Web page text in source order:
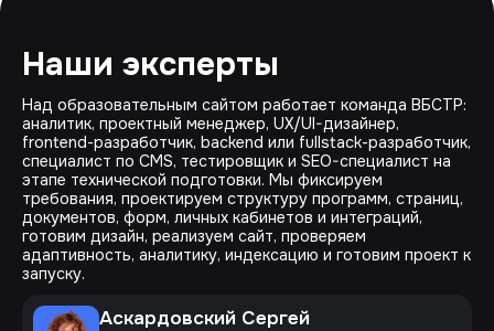
Наши эксперты
Над образовательным сайтом работает команда ВБСТР:
аналитик, проектный менеджер, UX/UI-дизайнер,
frontend-разработчик, backend или fullstack-разработчик,
специалист по CMS, тестировщик и SEO-специалист на
этапе технической подготовки. Мы фиксируем
требования, проектируем структуру программ, страниц,
документов, форм, личных кабинетов и интеграций,
готовим дизайн, реализуем сайт, проверяем
адаптивность, аналитику, индексацию и готовим проект к
запуску.
Аскардовский Сергей